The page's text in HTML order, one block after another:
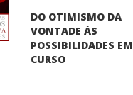
DO OTIMISMO DA
VONTADE ÀS
POSSIBILIDADES EM
CURSO